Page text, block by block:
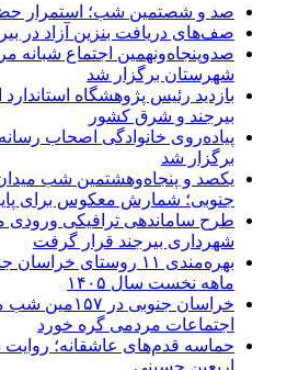
صد و شصتمین شب؛ استمرار
صف‌های دریافت بنزین آزاد در
شهرستان برگزار شد
بازدید رئیس پژوهشگاه
بیرجند و شرق کشور
پیاده‌روی خانوادگی اصحاب
برگزار شد
یکصد و پنجاه‌وهشتمین شب
جنوبی؛ شمارش معکوس برای
طرح ساماندهی ترافیکی ورودی
شهرداری بیرجند قرار گرفت
بهره‌مندی ۱۱ روستای
ماهه نخست سال ۱۴۰۵
خراسان جنوبی
اجتماعات مردمی گره خورد
حماسه قدم‌های عاشقانه؛ روایت
اربعین حسینی